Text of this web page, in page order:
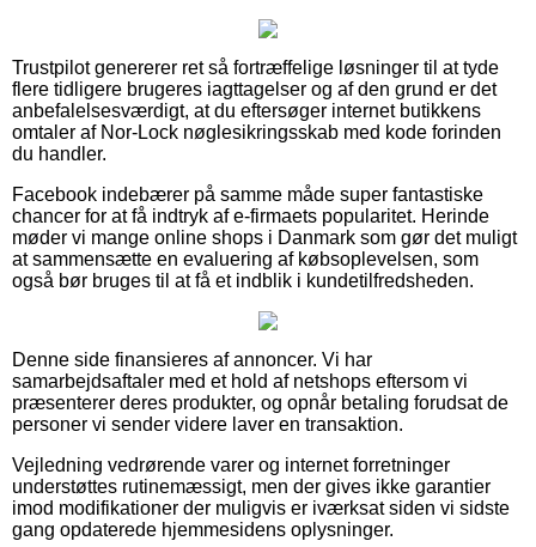
Trustpilot genererer ret så fortræffelige løsninger til at tyde
flere tidligere brugeres iagttagelser og af den grund er det
anbefalelsesværdigt, at du eftersøger internet butikkens
omtaler af Nor-Lock nøglesikringsskab med kode forinden
du handler.
Facebook indebærer på samme måde super fantastiske
chancer for at få indtryk af e-firmaets popularitet. Herinde
møder vi mange online shops i Danmark som gør det muligt
at sammensætte en evaluering af købsoplevelsen, som
også bør bruges til at få et indblik i kundetilfredsheden.
Denne side finansieres af annoncer. Vi har
samarbejdsaftaler med et hold af netshops eftersom vi
præsenterer deres produkter, og opnår betaling forudsat de
personer vi sender videre laver en transaktion.
Vejledning vedrørende varer og internet forretninger
understøttes rutinemæssigt, men der gives ikke garantier
imod modifikationer der muligvis er iværksat siden vi sidste
gang opdaterede hjemmesidens oplysninger.